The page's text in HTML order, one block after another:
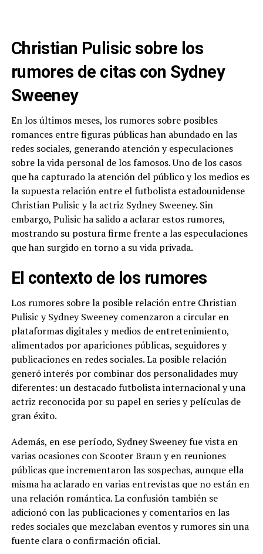
Christian Pulisic sobre los
rumores de citas con Sydney
Sweeney
En los últimos meses, los rumores sobre posibles
romances entre figuras públicas han abundado en las
redes sociales, generando atención y especulaciones
sobre la vida personal de los famosos. Uno de los casos
que ha capturado la atención del público y los medios es
la supuesta relación entre el futbolista estadounidense
Christian Pulisic y la actriz Sydney Sweeney. Sin
embargo, Pulisic ha salido a aclarar estos rumores,
mostrando su postura firme frente a las especulaciones
que han surgido en torno a su vida privada.
El contexto de los rumores
Los rumores sobre la posible relación entre Christian
Pulisic y Sydney Sweeney comenzaron a circular en
plataformas digitales y medios de entretenimiento,
alimentados por apariciones públicas, seguidores y
publicaciones en redes sociales. La posible relación
generó interés por combinar dos personalidades muy
diferentes: un destacado futbolista internacional y una
actriz reconocida por su papel en series y películas de
gran éxito.
Además, en ese período, Sydney Sweeney fue vista en
varias ocasiones con Scooter Braun y en reuniones
públicas que incrementaron las sospechas, aunque ella
misma ha aclarado en varias entrevistas que no están en
una relación romántica. La confusión también se
adicionó con las publicaciones y comentarios en las
redes sociales que mezclaban eventos y rumores sin una
fuente clara o confirmación oficial.